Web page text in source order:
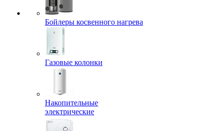
Бойлеры косвенного нагрева
Газовые колонки
Накопительные
электрические